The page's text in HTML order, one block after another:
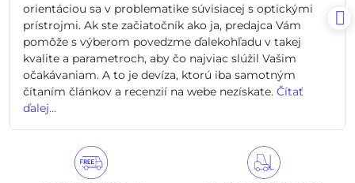
orientáciou sa v problematike súvisiacej s optickými
prístrojmi. Ak ste začiatočník ako ja, predajca Vám
pomôže s výberom povedzme ďalekohľadu v takej
kvalite a parametroch, aby čo najviac slúžil Vašim
očakávaniam. A to je devíza, ktorú iba samotným
čítaním článkov a recenzií na webe nezískate. Čítať
ďalej...